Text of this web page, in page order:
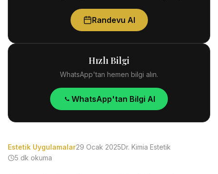
Estetik Uygulamalar29 Ocak 2025Dr. Kimia Estetik
5 dk okuma
Randevu Al
Hızlı Bilgi
WhatsApp'tan hemen bilgi alın.
WhatsApp'tan Bilgi Al